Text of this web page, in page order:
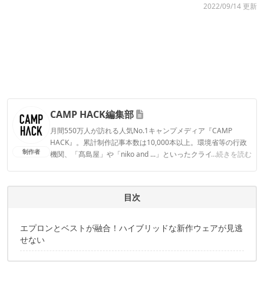
2022/09/14 更新
制作者
CAMP HACK編集部
月間550万人が訪れる人気No.1キャンプメディア『CAMP
HACK』。累計制作記事本数は10,000本以上。環境省等の行政
機関、「髙島屋」や「niko and ...」といったクライアントとの
...続きを読む
CAMP HACK編集部のプロフィール
目次
エプロンとベストが融合！ハイブリッドな新作ウェアが見逃
せない